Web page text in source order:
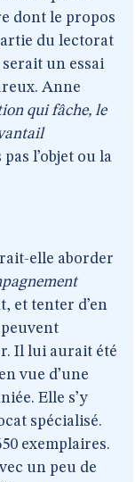
dont le propos
du lectorat
un essai
Anne
qui fâche, le
l’objet ou la
elle aborder
et tenter d’en
Il lui aurait été
vue d’une
Elle s’y
spécialisé.
exemplaires.
un peu de